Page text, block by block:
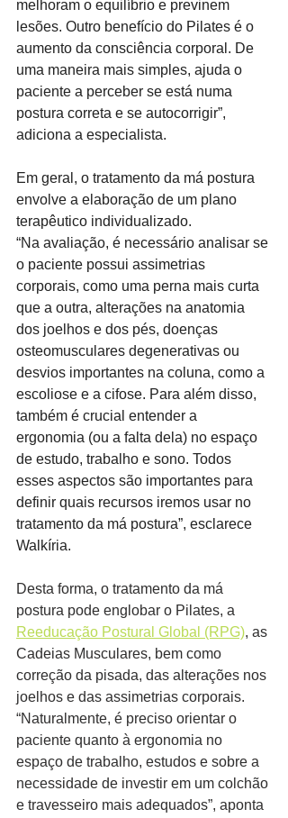
melhoram o equilíbrio e previnem
lesões. Outro benefício do Pilates é o
aumento da consciência corporal. De
uma maneira mais simples, ajuda o
paciente a perceber se está numa
postura correta e se autocorrigir”,
adiciona a especialista.
Em geral, o tratamento da má postura
envolve a elaboração de um plano
terapêutico individualizado.
“Na avaliação, é necessário analisar se
o paciente possui assimetrias
corporais, como uma perna mais curta
que a outra, alterações na anatomia
dos joelhos e dos pés, doenças
osteomusculares degenerativas ou
desvios importantes na coluna, como a
escoliose e a cifose. Para além disso,
também é crucial entender a
ergonomia (ou a falta dela) no espaço
de estudo, trabalho e sono. Todos
esses aspectos são importantes para
definir quais recursos iremos usar no
tratamento da má postura”, esclarece
Walkíria.
Desta forma, o tratamento da má
postura pode englobar o Pilates, a
Reeducação Postural Global (RPG), as
Cadeias Musculares, bem como
correção da pisada, das alterações nos
joelhos e das assimetrias corporais.
“Naturalmente, é preciso orientar o
paciente quanto à ergonomia no
espaço de trabalho, estudos e sobre a
necessidade de investir em um colchão
e travesseiro mais adequados”, aponta